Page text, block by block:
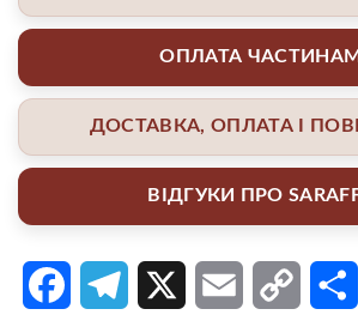
ОПЛАТА
ДОСТАВКА, ОПЛАТА І
ВІДГУКИ ПРО
FacebookTelegram Email Copy